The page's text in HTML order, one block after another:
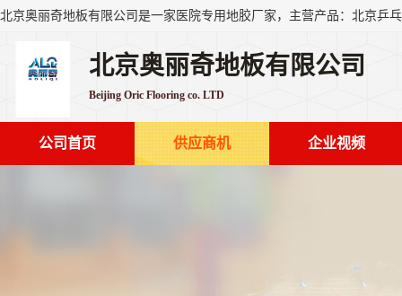
北京奥丽奇地板有限公司
Beijing Oric Flooring co. LTD
公司首页 供应商机 企业视频